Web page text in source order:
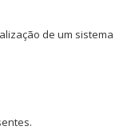
de um sistema